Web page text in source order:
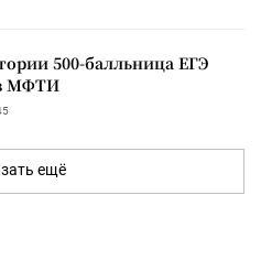
500-балльница ЕГЭ
МФТИ
ещё